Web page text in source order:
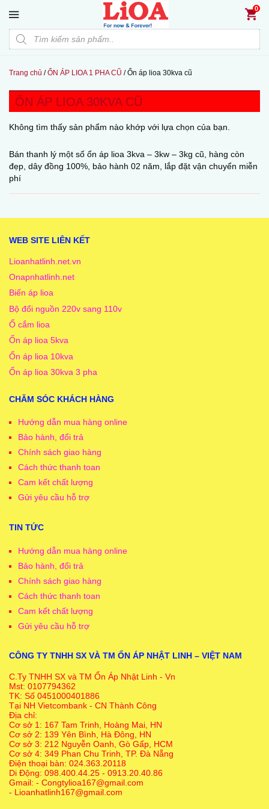
0
Products search
Trang chủ /ỔN ÁP LIOA 1 PHA CŨ /Ổn áp lioa 30kva cũ
ỔN ÁP LIOA 30KVA CŨ
Không tìm thấy sản phẩm nào khớp với lựa chọn của bạn.
Bán thanh lý một số ổn áp lioa 3kva – 3kw – 3kg cũ, hàng còn
đẹp, dây đồng 100%, bảo hành 02 năm, lắp đặt vận chuyển miễn
phí
WEB SITE LIÊN KẾT
Lioanhatlinh.net.vn
Onapnhatlinh.net
Biến áp lioa
Bộ đổi nguồn 220v sang 110v
Ổ cắm lioa
Ổn áp lioa 5kva
Ổn áp lioa 10kva
Ổn áp lioa 30kva 3 pha
CHĂM SÓC KHÁCH HÀNG
Hướng dẫn mua hàng online
Bảo hành, đổi trả
Chính sách giao hàng
Cách thức thanh toan
Cam kết chất lượng
Gửi yêu cầu hỗ trợ
TIN TỨC
Hướng dẫn mua hàng online
Bảo hành, đổi trả
Chính sách giao hàng
Cách thức thanh toan
Cam kết chất lượng
Gửi yêu cầu hỗ trợ
CÔNG TY TNHH SX VÀ TM ỔN ÁP NHẬT LINH – VIỆT NAM
C.Ty TNHH SX và TM Ổn Áp Nhật Linh - Vn
Mst: 0107794362
TK: Số 0451000401886
Tại NH Vietcombank - CN Thành Công
Địa chỉ:
Cơ sở 1: 167 Tam Trinh, Hoàng Mai, HN
Cơ sở 2: 139 Yên Bình, Hà Đông, HN
Cơ sở 3: 212 Nguyễn Oanh, Gò Gấp, HCM
Cơ sở 4: 349 Phan Chu Trinh, TP. Đà Nẵng
Điện thoại bàn: 024.363.20118
Di Động: 098.400.44.25 - 0913.20.40.86
Gmail: - Congtylioa167@gmail.com
- Lioanhatlinh167@gmail.com